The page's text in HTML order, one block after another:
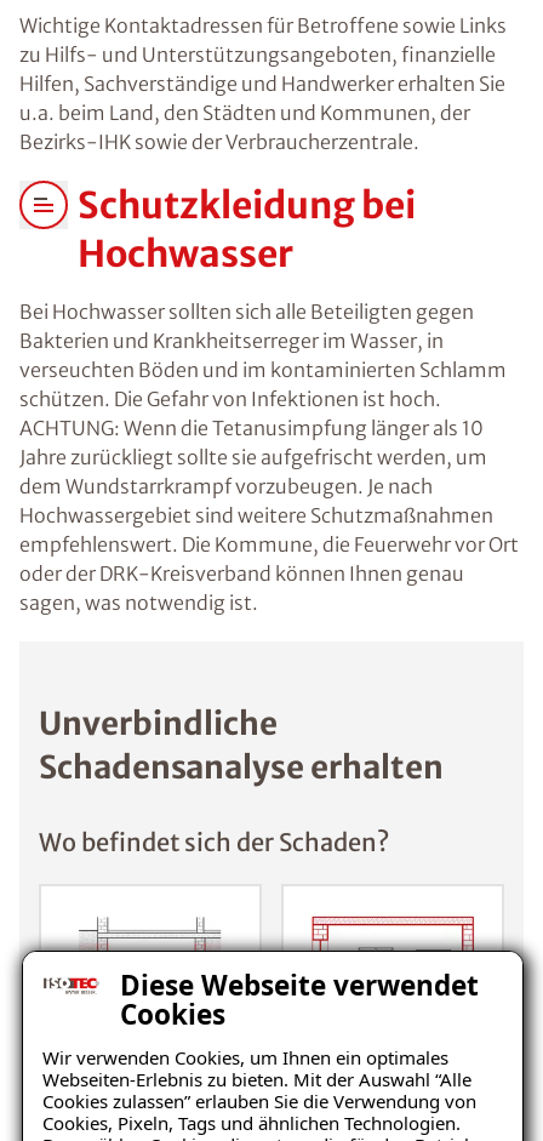
Diese Webseite verwendet
Cookies
Wir verwenden Cookies, um Ihnen ein optimales
Webseiten-Erlebnis zu bieten. Mit der Auswahl “Alle
Cookies zulassen” erlauben Sie die Verwendung von
Cookies, Pixeln, Tags und ähnlichen Technologien.
Wichtige Kontaktadressen für Betroffene sowie Links
zu Hilfs- und Unterstützungsangeboten, finanzielle
Hilfen, Sachverständige und Handwerker erhalten Sie
u.a. beim Land, den Städten und Kommunen, der
Bezirks-IHK sowie der Verbraucherzentrale.
Schutzkleidung bei
Hochwasser
Bei Hochwasser sollten sich alle Beteiligten gegen
Bakterien und Krankheitserreger im Wasser, in
verseuchten Böden und im kontaminierten Schlamm
schützen. Die Gefahr von Infektionen ist hoch.
ACHTUNG: Wenn die Tetanusimpfung länger als 10
Jahre zurückliegt sollte sie aufgefrischt werden, um
dem Wundstarrkrampf vorzubeugen. Je nach
Hochwassergebiet sind weitere Schutzmaßnahmen
empfehlenswert. Die Kommune, die Feuerwehr vor Ort
oder der DRK-Kreisverband können Ihnen genau
sagen, was notwendig ist.
Unverbindliche
Schadensanalyse erhalten
Wo befindet sich der Schaden?
Keller Wohnraum